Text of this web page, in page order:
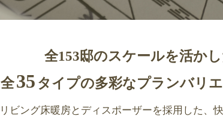
全153邸のスケールを活かし
全35 タイプの多彩なプランバリエ
リビング床暖房とディスポーザーを採用した、